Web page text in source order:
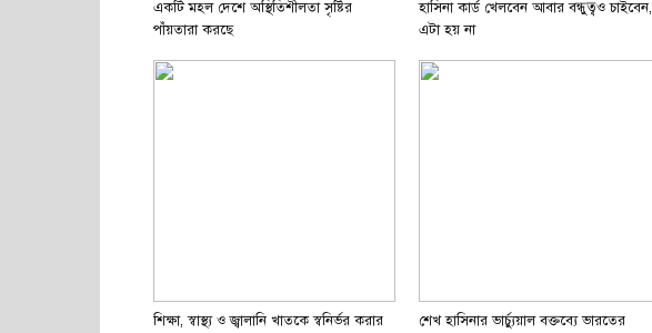
একটি মহল দেশে অস্থিতিশীলতা সৃষ্টির
পাঁয়তারা করছে
হাসিনা কার্ড খেলবেন আবার বন্ধুত্বও চাইবেন,
এটা হয় না
শিক্ষা, স্বাস্থ্য ও জ্বালানি খাতকে স্বনির্ভর করার শেখ হাসিনার ভার্চ্যুয়াল বক্তব্যে ভারতের